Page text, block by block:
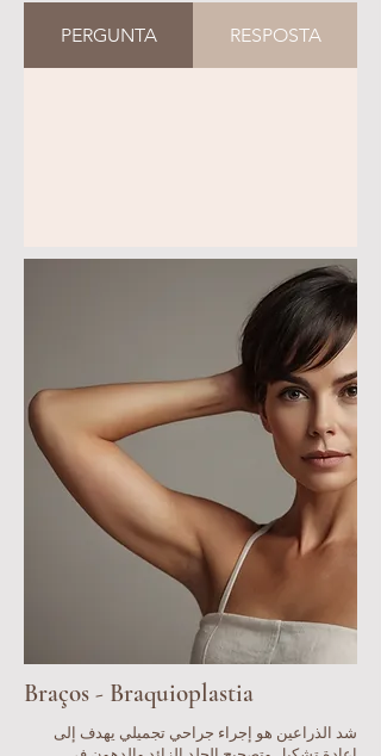
PERGUNTA RESPOSTA
Braços - Braquioplastia
شد الذراعين هو إجراء جراحي تجميلي يهدف إلى